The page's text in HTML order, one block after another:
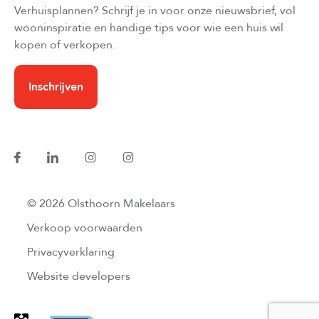
Verhuisplannen? Schrijf je in voor onze nieuwsbrief, vol
wooninspiratie en handige tips voor wie een huis wil
kopen of verkopen.
Inschrijven
© 2026 Olsthoorn Makelaars
Verkoop voorwaarden
Privacyverklaring
Website developers